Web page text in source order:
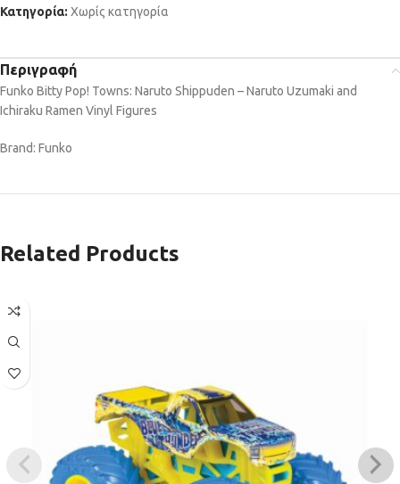
Κατηγορία: Χωρίς κατηγορία
Περιγραφή
Funko Bitty Pop! Towns: Naruto Shippuden – Naruto Uzumaki and
Ichiraku Ramen Vinyl Figures
Brand: Funko
Related Products